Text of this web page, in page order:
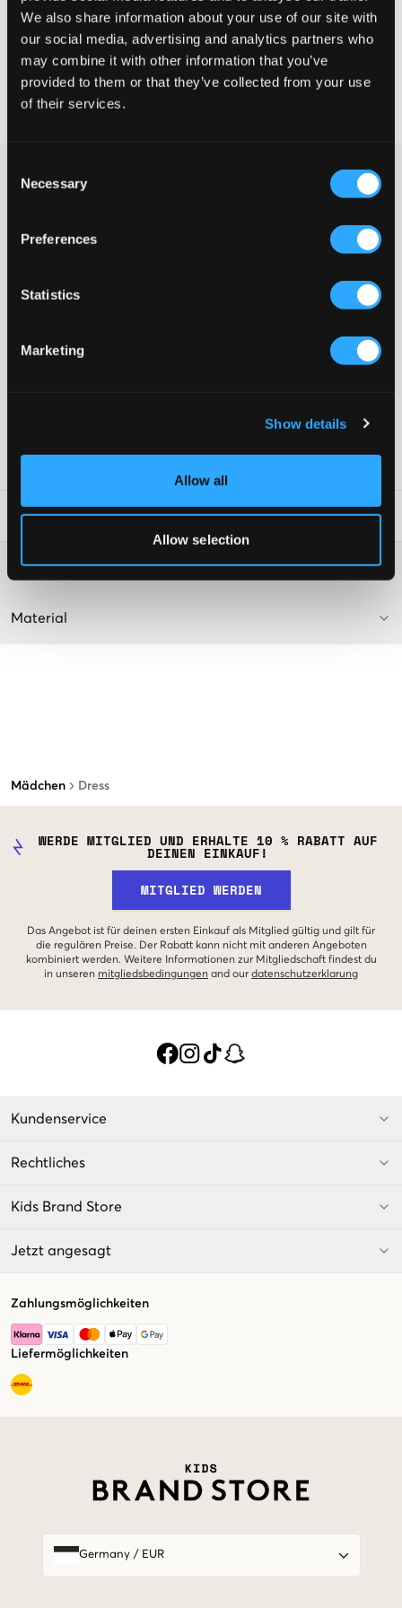
We also share information about your use of our site with
our social media, advertising and analytics partners who
may combine it with other information that you’ve
provided to them or that they’ve collected from your use
of their services.
Selection
Necessary
Preferences
Statistics
Marketing
Show details
Allow all
Allow selection
Mädchen Dress
WÄHLEN SIE EINE GRÖSSE
Schnelle lieferung
Gratis versand über €69
figurbetonten Passform und dezent glitzerndem Finish – perfekt
Look möchtest! Die dünnen Spaghettiträger verleihen eine
raffinierte Note, während der Schlitz unten eine
und glitzerndem Schmuck für einen kompletten Abendlook oder
füge einen Blazer für einen schicken Kontrast hinzu.
Figurbetonte Passform
Waschtipps:
Washing advice
Material
WERDE MITGLIED UND ERHALTE 10 % RABATT AUF
DEINEN EINKAUF!
MITGLIED WERDEN
Das Angebot ist für deinen ersten Einkauf als Mitglied gültig und gilt für
die regulären Preise. Der Rabatt kann nicht mit anderen Angeboten
kombiniert werden. Weitere Informationen zur Mitgliedschaft findest du
in unseren mitgliedsbedingungen and our datenschutzerklarung
Kundenservice
Rechtliches
Kids Brand Store
Jetzt angesagt
Zahlungsmöglichkeiten
Liefermöglichkeiten
Germany/ EUR